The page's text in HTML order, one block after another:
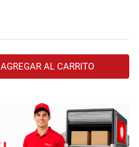
AGREGAR AL CARRITO